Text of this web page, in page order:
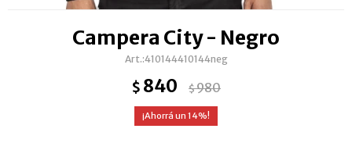
Campera City - Negro
410144410144neg
$ 840 $980
14